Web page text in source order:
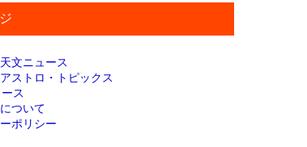
文ニュース
ストロ・トピックス
ス
ついて
ポリシー